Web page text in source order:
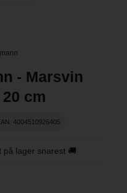
- Marsvin
cm
4004510926405
på lager snarest 🚚